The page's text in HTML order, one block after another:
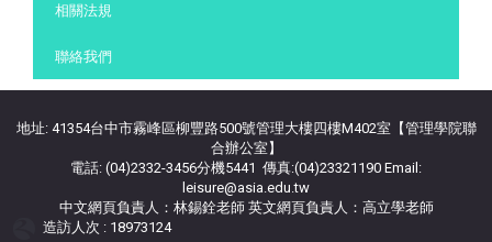
相關法規
聯絡我們
地址: 41354台中市霧峰區柳豐路500號管理大樓四樓M402室【管理學院聯
合辦公室】
電話: (04)2332-3456分機5441 傳真:(04)23321190 Email:
leisure@asia.edu.tw
中文網頁負責人：林錫銓老師 英文網頁負責人：高立學老師
造訪人次 : 18973124